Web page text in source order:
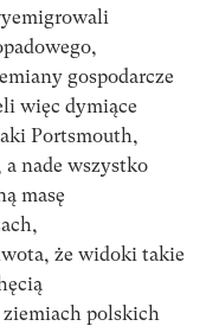
gospodarcze
więc dymiące
Portsmouth,
nade wszystko
masę
że widoki takie
polskich